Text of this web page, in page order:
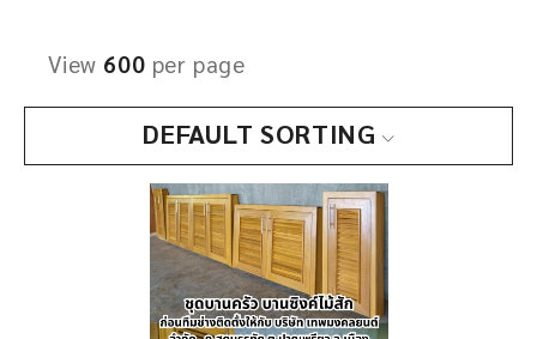
DEFAULT SORTING
View 600 per page